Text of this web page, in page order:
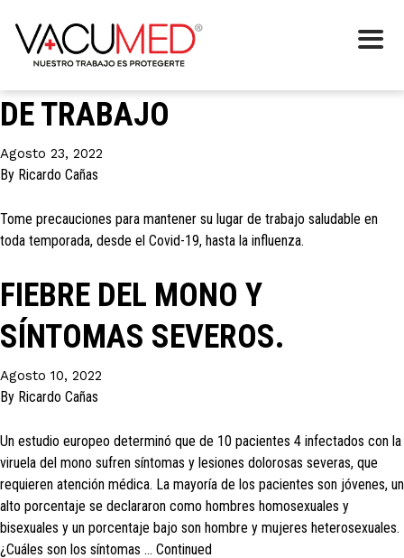
Categoría:Enfermedades
LA VACUNACIÓN EN EL LUGAR
DE TRABAJO
Agosto 23, 2022
By Ricardo Cañas
Tome precauciones para mantener su lugar de trabajo saludable en
toda temporada, desde el Covid-19, hasta la influenza.
FIEBRE DEL MONO Y
SÍNTOMAS SEVEROS.
Agosto 10, 2022
By Ricardo Cañas
Un estudio europeo determinó que de 10 pacientes 4 infectados con la
viruela del mono sufren síntomas y lesiones dolorosas severas, que
requieren atención médica. La mayoría de los pacientes son jóvenes, un
alto porcentaje se declararon como hombres homosexuales y
bisexuales y un porcentaje bajo son hombre y mujeres heterosexuales.
¿Cuáles son los síntomas … Continued